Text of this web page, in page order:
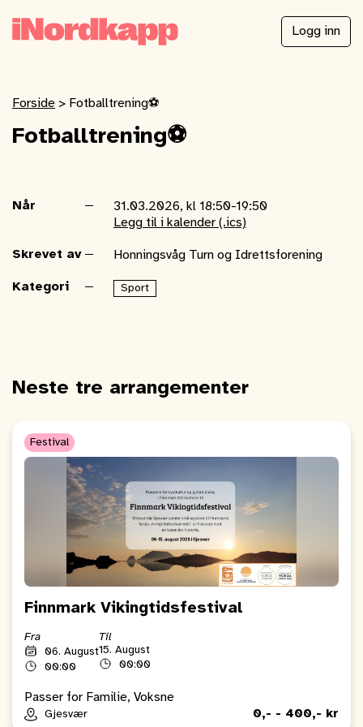
Logg inn
Forside > Fotballtrening⚽️
Fotballtrening⚽️
Når
31.03.2026, kl 18:50-19:50
Legg til i kalender (.ics)
Skrevet av Honningsvåg Turn og Idrettsforening
Kategori Sport
Neste tre arrangementer
Festival
Finnmark Vikingtidsfestival
Fra
06. August
00:00
Til
15. August
00:00
Passer for Familie, Voksne
Gjesvær 0,- - 400,- kr